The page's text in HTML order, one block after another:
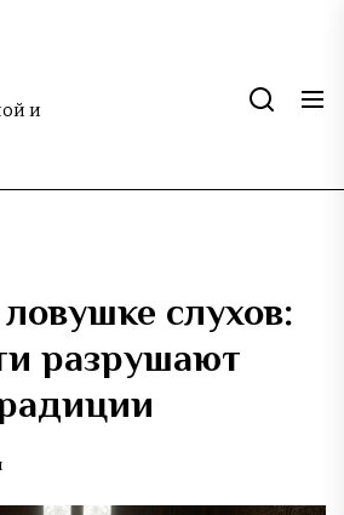
и
слухов:
разрушают